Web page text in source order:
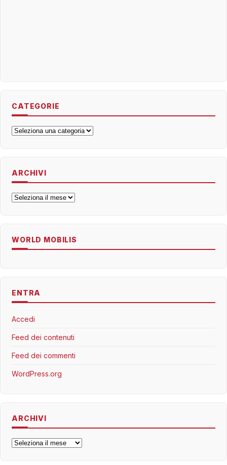
CATEGORIE
Categorie
ARCHIVI
Archivi
WORLD MOBILIS
ENTRA
Accedi
Feed dei contenuti
Feed dei commenti
WordPress.org
ARCHIVI
Archivi